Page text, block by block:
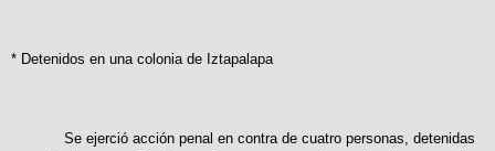
* Detenidos en una colonia de Iztapalapa
Se ejerció acción penal en contra de cuatro personas, detenidas